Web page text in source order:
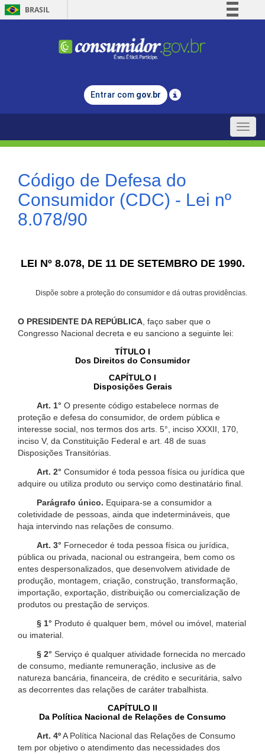
BRASIL
Comunica BR
Legislação
Entrar com gov.br
Toggle
Código de Defesa do
Consumidor (CDC) - Lei nº
8.078/90
LEI Nº 8.078, DE 11 DE SETEMBRO DE 1990.
Dispõe sobre a proteção do consumidor e dá outras providências.
O PRESIDENTE DA REPÚBLICA , faço saber que o
Congresso Nacional decreta e eu sanciono a seguinte lei:
TÍTULO I
Dos Direitos do Consumidor
CAPÍTULO I
Disposições Gerais
Art. 1° O presente código estabelece normas de
proteção e defesa do consumidor, de ordem pública e
interesse social, nos termos dos arts. 5°, inciso XXXII, 170,
inciso V, da Constituição Federal e art. 48 de suas
Disposições Transitórias.
Art. 2° Consumidor é toda pessoa física ou jurídica que
adquire ou utiliza produto ou serviço como destinatário final.
Parágrafo único. Equipara-se a consumidor a
coletividade de pessoas, ainda que indetermináveis, que
haja intervindo nas relações de consumo.
Art. 3° Fornecedor é toda pessoa física ou jurídica,
pública ou privada, nacional ou estrangeira, bem como os
entes despersonalizados, que desenvolvem atividade de
produção, montagem, criação, construção, transformação,
importação, exportação, distribuição ou comercialização de
produtos ou prestação de serviços.
§ 1° Produto é qualquer bem, móvel ou imóvel, material
ou imaterial.
§ 2° Serviço é qualquer atividade fornecida no mercado
de consumo, mediante remuneração, inclusive as de
natureza bancária, financeira, de crédito e securitária, salvo
as decorrentes das relações de caráter trabalhista.
CAPÍTULO II
Da Política Nacional de Relações de Consumo
Art. 4ºA Política Nacional das Relações de Consumo
tem por objetivo o atendimento das necessidades dos